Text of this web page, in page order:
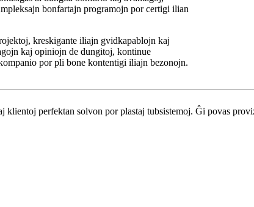
bonfartajn programojn por certigi ilian
kreskigante iliajn gvidkapablojn kaj
kaj opiniojn de dungitoj, kontinue
por pli bone kontentigi iliajn bezonojn.
perfektan solvon por plastaj tubsistemoj. Ĝi povas